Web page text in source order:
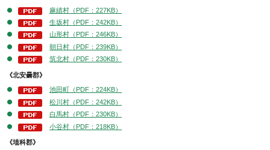
麻績村（PDF：227KB）
生坂村（PDF：242KB）
山形村（PDF：246KB）
朝日村（PDF：239KB）
筑北村（PDF：230KB）
《北安曇郡》
池田町（PDF：224KB）
松川村（PDF：242KB）
白馬村（PDF：230KB）
小谷村（PDF：218KB）
《埴科郡》